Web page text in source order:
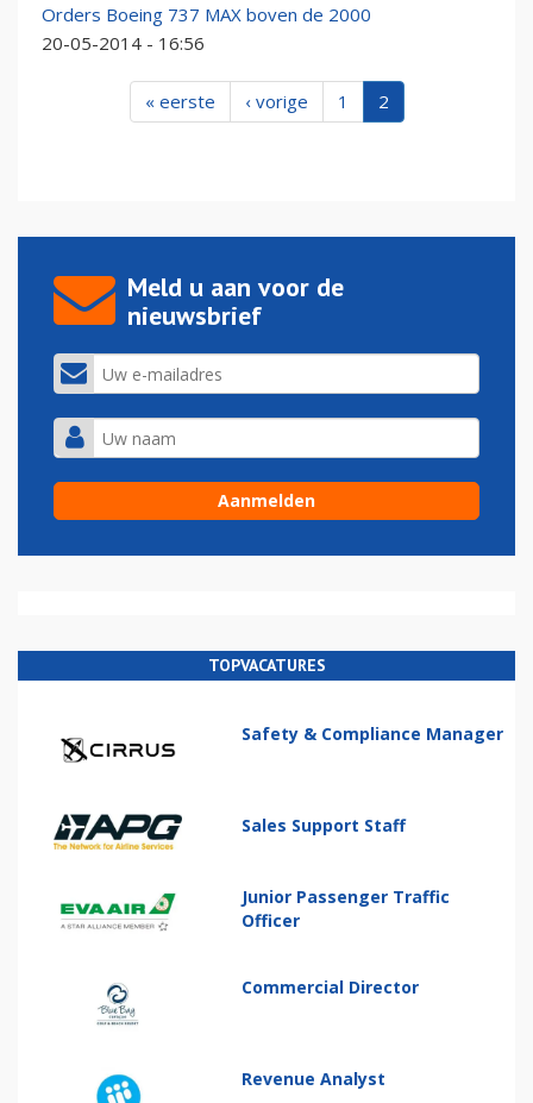
Orders Boeing 737 MAX boven de 2000
20-05-2014 - 16:56
« eerste ‹ vorige 1 2
Meld u aan voor de
nieuwsbrief
TOPVACATURES
Safety & Compliance Manager
Sales Support Staff
Junior Passenger Traffic
Officer
Commercial Director
Revenue Analyst